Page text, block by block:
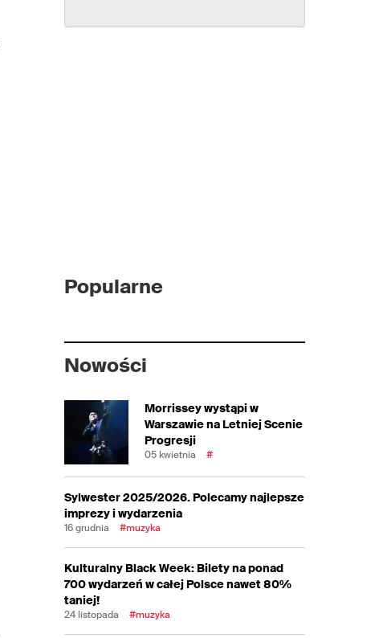
Popularne
Nowości
Morrissey wystąpi w
Warszawie na Letniej Scenie
Progresji
05 kwietnia #
Sylwester 2025/2026. Polecamy najlepsze
imprezy i wydarzenia
16 grudnia #muzyka
Kulturalny Black Week: Bilety na ponad
700 wydarzeń w całej Polsce nawet 80%
taniej!
24 listopada #muzyka